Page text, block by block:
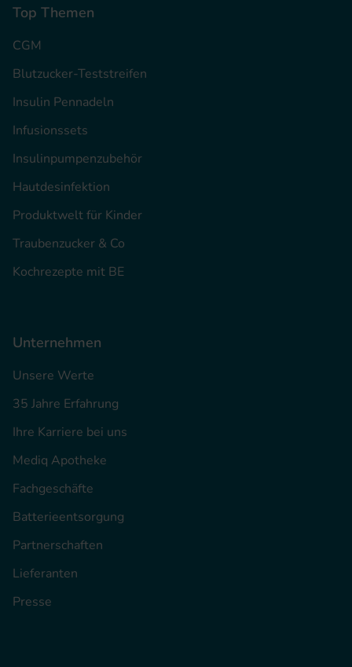
Top Themen
CGM
Blutzucker-Teststreifen
Insulin Pennadeln
Infusionssets
Insulinpumpenzubehör
Hautdesinfektion
Produktwelt für Kinder
Traubenzucker & Co
Kochrezepte mit BE
Unternehmen
Unsere Werte
35 Jahre Erfahrung
Ihre Karriere bei uns
Mediq Apotheke
Fachgeschäfte
Batterieentsorgung
Partnerschaften
Lieferanten
Presse